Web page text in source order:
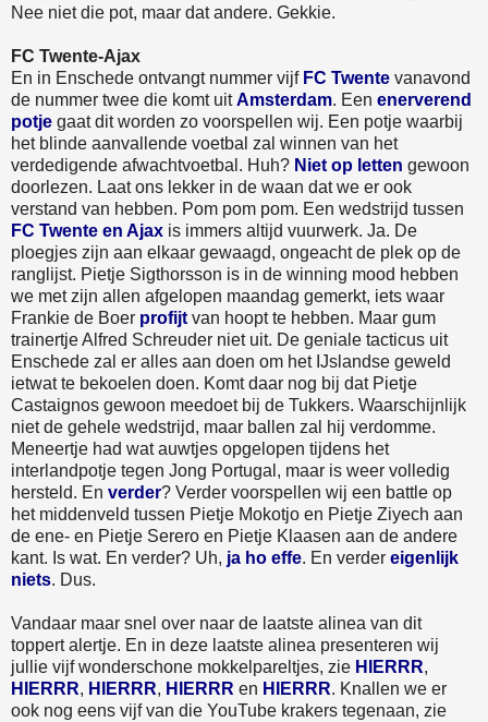
Nee niet die pot, maar dat andere. Gekkie.
FC Twente-Ajax
En in Enschede ontvangt nummer vijf FC Twente vanavond
de nummer twee die komt uitAmsterdam. Een enerverend
potje gaat dit worden zo voorspellen wij. Een potje waarbij
het blinde aanvallende voetbal zal winnen van het
verdedigende afwachtvoetbal. Huh? Niet op letten gewoon
doorlezen. Laat ons lekker in de waan dat we er ook
verstand van hebben. Pom pom pom. Een wedstrijd tussen
FC Twente en Ajax is immers altijd vuurwerk. Ja. De
ploegjes zijn aan elkaar gewaagd, ongeacht de plek op de
ranglijst. Pietje Sigthorsson is in de winning mood hebben
we met zijn allen afgelopen maandag gemerkt, iets waar
Frankie de Boer profijtvan hoopt te hebben. Maar gum
trainertje Alfred Schreuder niet uit. De geniale tacticus uit
Enschede zal er alles aan doen om het IJslandse geweld
ietwat te bekoelen doen. Komt daar nog bij dat Pietje
Castaignos gewoon meedoet bij de Tukkers. Waarschijnlijk
niet de gehele wedstrijd, maar ballen zal hij verdomme.
Meneertje had wat auwtjes opgelopen tijdens het
interlandpotje tegen Jong Portugal, maar is weer volledig
hersteld. En verder? Verder voorspellen wij een battle op
het middenveld tussen Pietje Mokotjo en Pietje Ziyech aan
de ene- en Pietje Serero en Pietje Klaasen aan de andere
kant. Is wat. En verder? Uh, ja ho effe. En verder eigenlijk
niets. Dus.
Vandaar maar snel over naar de laatste alinea van dit
toppert alertje. En in deze laatste alinea presenteren wij
jullie vijf wonderschone mokkelpareltjes, zie HIERRR,
HIERRR, HIERRR, HIERRR en HIERRR. Knallen we er
ook nog eens vijf van die YouTube krakers tegenaan, zie